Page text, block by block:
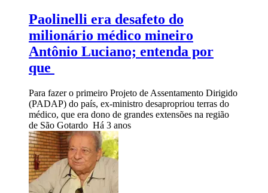
Paolinelli era desafeto do
milionário médico mineiro
Antônio Luciano; entenda por
que
Para fazer o primeiro Projeto de Assentamento Dirigido
(PADAP) do país, ex-ministro desapropriou terras do
médico, que era dono de grandes extensões na região
de São Gotardo Há 3 anos